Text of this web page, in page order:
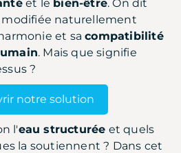
et le bien-être. On dit
naturellement
et sacompatibilité
. Mais que signifie
?
notre solution
l'eau structurée et quels
la soutiennent ? Dans cet